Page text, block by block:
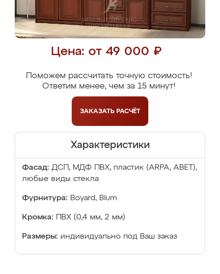
Цена: от 49 000 ₽
Поможем рассчитать точную стоимость!
Ответим менее, чем за 15 минут!
ЗАКАЗАТЬ РАСЧЁТ
Характеристики
Фасад: ДСП, МДФ ПВХ, пластик (ARPA, ABET),
любые виды стекла
Фурнитура: Boyard, Blum
Кромка: ПВХ (0,4 мм, 2 мм)
Размеры: индивидуально под Ваш заказ